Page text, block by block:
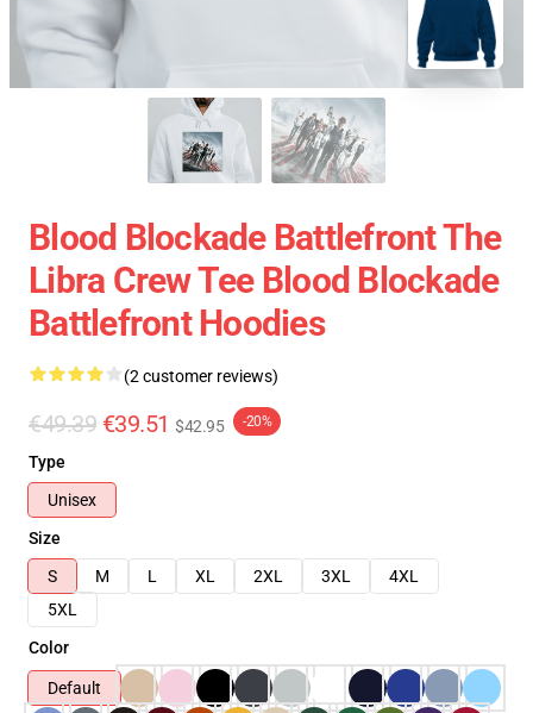
Blood Blockade Battlefront The
Libra Crew Tee Blood Blockade
Battlefront Hoodies
(2 customer reviews)
€49.39 €39.51 $42.95 -20%
Type
Unisex
Size
S
M L XL 2XL 3XL
4XL
5XL
Color
Default